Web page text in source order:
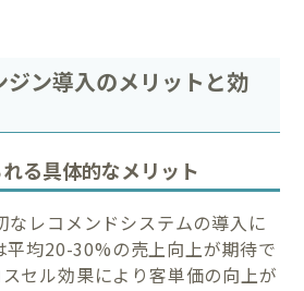
ジン導入のメリットと効
る具体的なメリット
なレコメンドシステムの導入に
平均20-30%の売上向上が期待で
セル効果により客単価の向上が